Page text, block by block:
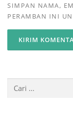
SIMPAN NAMA,
PERAMBAN INI